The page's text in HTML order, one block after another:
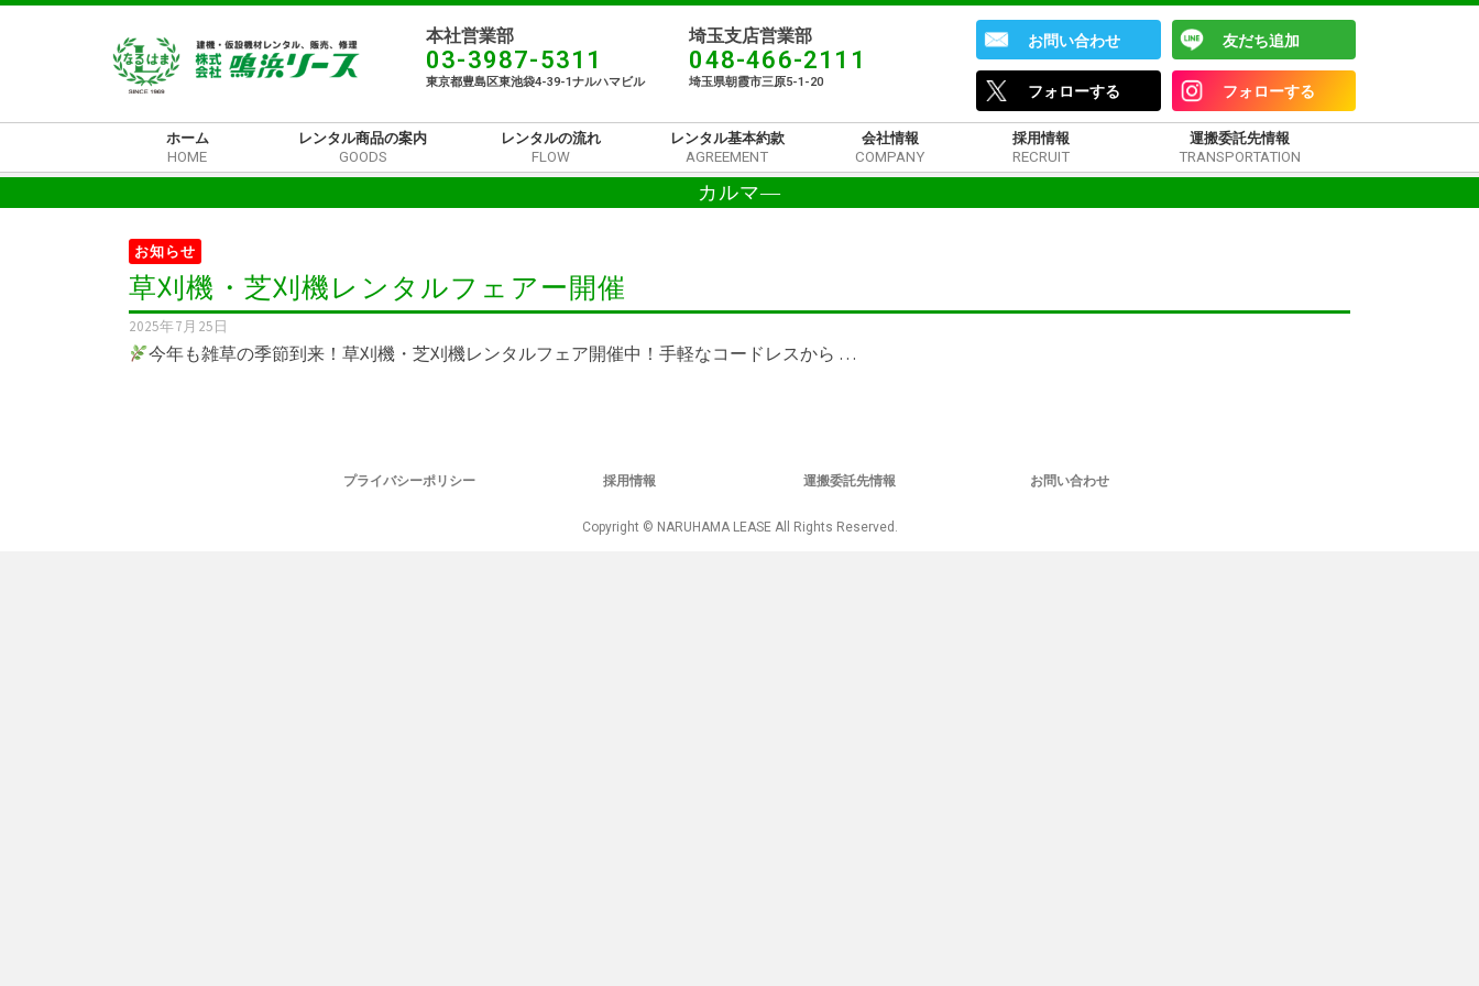
本社営業部​
03-3987-5311
東京都豊島区東池袋4-39-1ナルハマビル​
埼玉支店営業部
048-466-2111
埼玉県朝霞市三原5-1-20
お問い合わせ 友だち追加
フォローする フォローする
ホーム
HOME
レンタル商品の案内
GOODS
レンタルの流れ
FLOW
レンタル基本約款
AGREEMENT
会社情報
COMPANY
採用情報
RECRUIT
運搬委託先情報
TRANSPORTATION
カルマ―
お知らせ
草刈機・芝刈機レンタルフェアー開催
2025年7月25日
今年も雑草の季節到来！草刈機・芝刈機レンタルフェア開催中！手軽なコードレスから …
プライバシーポリシー 採用情報 運搬委託先情報 お問い合わせ
Copyright © NARUHAMA LEASE All Rights Reserved.